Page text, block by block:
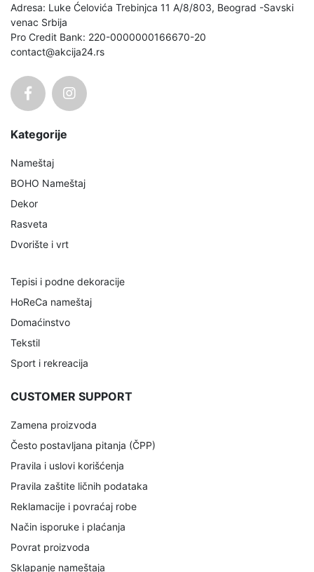
Adresa: Luke Ćelovića Trebinjca 11 A/8/803, Beograd -Savski
venac Srbija
Pro Credit Bank: 220-0000000166670-20
contact@akcija24.rs
Kategorije
Nameštaj
BOHO Nameštaj
Dekor
Rasveta
Dvorište i vrt
Tepisi i podne dekoracije
HoReCa nameštaj
Domaćinstvo
Tekstil
Sport i rekreacija
CUSTOMER SUPPORT
Zamena proizvoda
Često postavljana pitanja (ČPP)
Pravila i uslovi korišćenja
Pravila zaštite ličnih podataka
Reklamacije i povraćaj robe
Način isporuke i plaćanja
Povrat proizvoda
Sklapanje nameštaja